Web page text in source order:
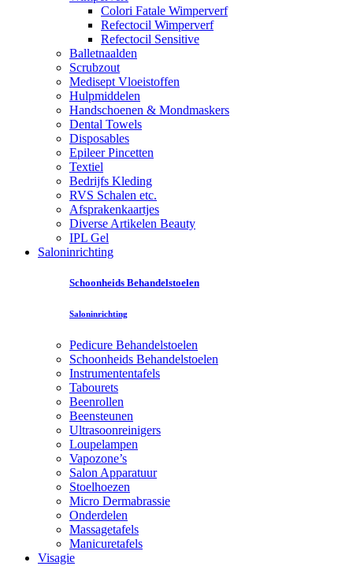
Colori Fatale Wimperverf
Refectocil Wimperverf
Refectocil Sensitive
Balletnaalden
Scrubzout
Medisept Vloeistoffen
Hulpmiddelen
Handschoenen & Mondmaskers
Dental Towels
Disposables
Epileer Pincetten
Textiel
Bedrijfs Kleding
RVS Schalen etc.
Afsprakenkaartjes
Diverse Artikelen Beauty
IPL Gel
Saloninrichting
Schoonheids Behandelstoelen
Saloninrichting
Pedicure Behandelstoelen
Schoonheids Behandelstoelen
Instrumententafels
Tabourets
Beenrollen
Beensteunen
Ultrasoonreinigers
Loupelampen
Vapozone’s
Salon Apparatuur
Stoelhoezen
Micro Dermabrassie
Onderdelen
Massagetafels
Manicuretafels
Visagie